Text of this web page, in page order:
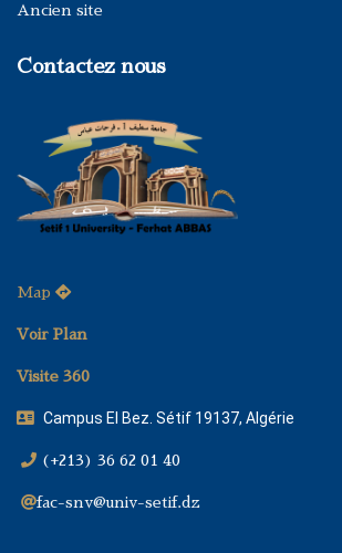
Ancien site
Contactez nous
Map
Voir Plan
Visite 360
Campus El Bez. Sétif 19137, Algérie
(+213) 36 62 01 40
fac-snv@univ-setif.dz